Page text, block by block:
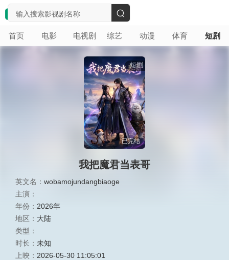
首页 电影 电视剧 综艺 动漫 体育 短剧
搜
索
短剧
已完结
我把魔君当表哥
英文名： wobamojundangbiaoge
主演：
年份： 2026年
地区： 大陆
类型：
时长： 未知
上映： 2026-05-30 11:05:01